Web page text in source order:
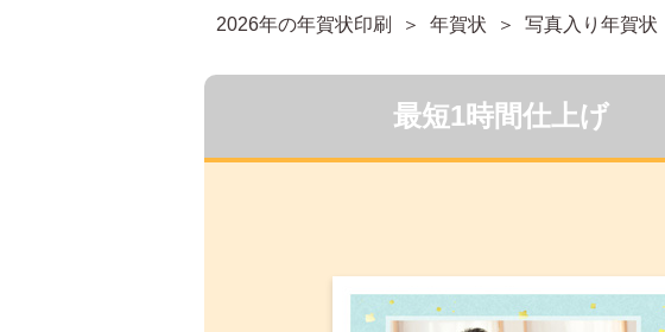
2026年の年賀状印刷 年賀状 写真入り年賀状
最短1時間仕上げ